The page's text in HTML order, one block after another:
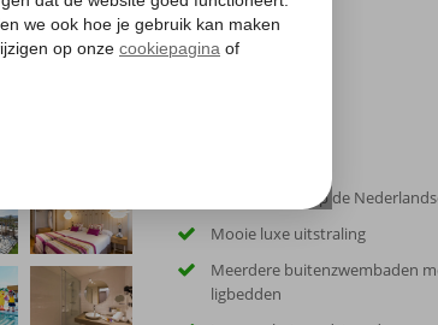
Zeer populair op de
Mooie luxe uitstraling
Meerdere buitenzwembaden
ligbedden